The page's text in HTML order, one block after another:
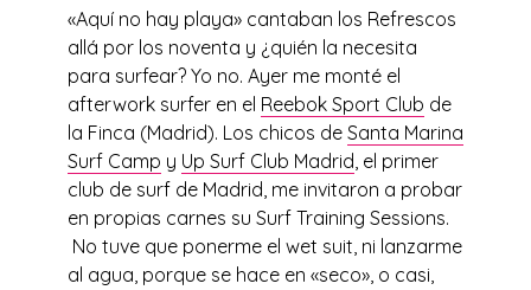
«Aquí no hay playa» cantaban los Refrescos
allá por los noventa y ¿quién la necesita
para surfear? Yo no. Ayer me monté el
afterwork surfer en el Reebok Sport Club de
la Finca (Madrid). Los chicos de Santa Marina
Surf Camp y Up Surf Club Madrid, el primer
club de surf de Madrid, me invitaron a probar
en propias carnes su Surf Training Sessions.
No tuve que ponerme el wet suit, ni lanzarme
al agua, porque se hace en «seco», o casi,